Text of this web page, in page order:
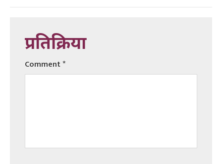
प्रतिक्रिया
Comment*